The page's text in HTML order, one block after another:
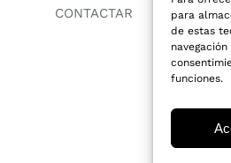
para
de estas
funciones.
CONTACTAR